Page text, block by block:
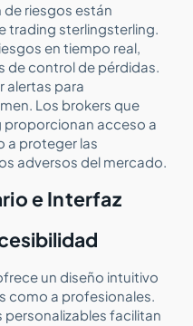
riesgos están
trading sterlingsterling.
en tiempo real,
de control de pérdidas.
alertas para
Los brokers que
acceso a
a proteger las
adversos del mercado.
e Interfaz
un diseño intuitivo
como a profesionales.
personalizables facilitan